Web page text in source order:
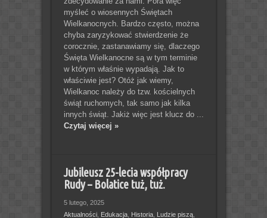
myśleć o wiosennych Świętach
Wielkanocnych. Bardzo często, można
chyba zaryzykować stwierdzenie że
corocznie, zastanawiamy się, dlaczego
Święta Wielkanocne są w tym terminie
w którym właśnie wypadają. Jak to
właściwie jest? Otóż jak wiemy,
Wielkanoc należy do tzw. kościelnych
świąt ruchomych, tak samo jak kilka
innych świąt. Jakiż więc jest klucz do ...
Czytaj więcej »
Jubileusz 25-lecia współpracy
Rudy – Bolatice tuż, tuż.
5 lutego, 2025
Aktualności, Edukacja, Historia, Ludzie piszą,